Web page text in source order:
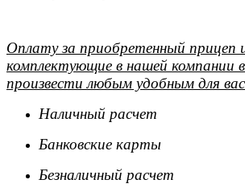
Оплату за приобретенный прицеп
комплектующие в нашей
произвести любым удобным для
Наличный расчет
Банковские карты
Безналичный расчет